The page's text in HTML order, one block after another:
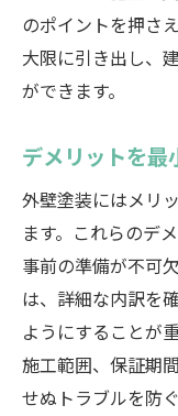
のポイントを押さ
大限に引き出し、
ができます。
デメリットを最
外壁塗装にはメリ
ます。これらのデ
事前の準備が不可
は、詳細な内訳を
ようにすることが
施工範囲、保証期
せぬトラブルを防